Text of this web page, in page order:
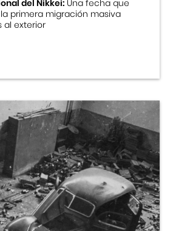
del Nikkei:Una fecha que
primera migración masiva
al exterior